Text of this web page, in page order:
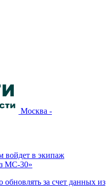
Москва -
войдет в экипаж
МС-30»
за счет данных из